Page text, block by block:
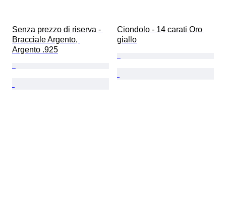
Senza prezzo di riserva -
Bracciale Argento,
Argento .925
Ciondolo - 14 carati Oro
giallo